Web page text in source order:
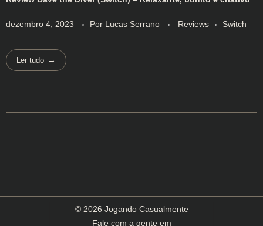
dezembro 4, 2023 Por Lucas Serrano Reviews Switch
Ler tudo
© 2026 Jogando Casualmente
Fale com a gente em